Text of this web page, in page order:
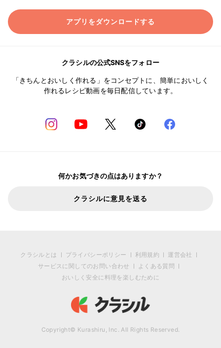
アプリをダウンロードする
クラシルの公式SNSをフォロー
「きちんとおいしく作れる」をコンセプトに、簡単においしく
作れるレシピ動画を毎日配信しています。
何かお気づきの点はありますか？
クラシルに意見を送る
クラシルとは プライバシーポリシー 利用規約
運営会社
サービスに関してのお問い合わせ
よくある質問
おいしく安全に料理を楽しむために
Copyright© Kurashiru, Inc. All Rights Reserved.